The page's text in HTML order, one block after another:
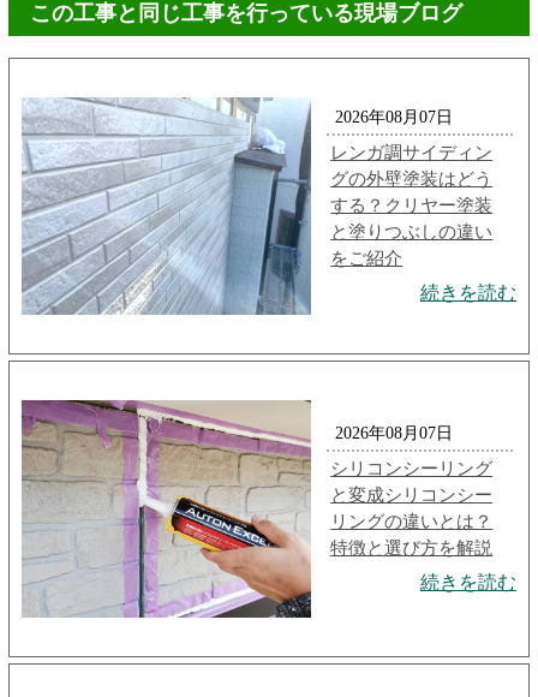
この工事と同じ工事を行っている現場ブログ
2026年08月07日
レンガ調サイディン
グの外壁塗装はどう
する？クリヤー塗装
と塗りつぶしの違い
をご紹介
続きを読む
2026年08月07日
シリコンシーリング
と変成シリコンシー
リングの違いとは？
特徴と選び方を解説
続きを読む